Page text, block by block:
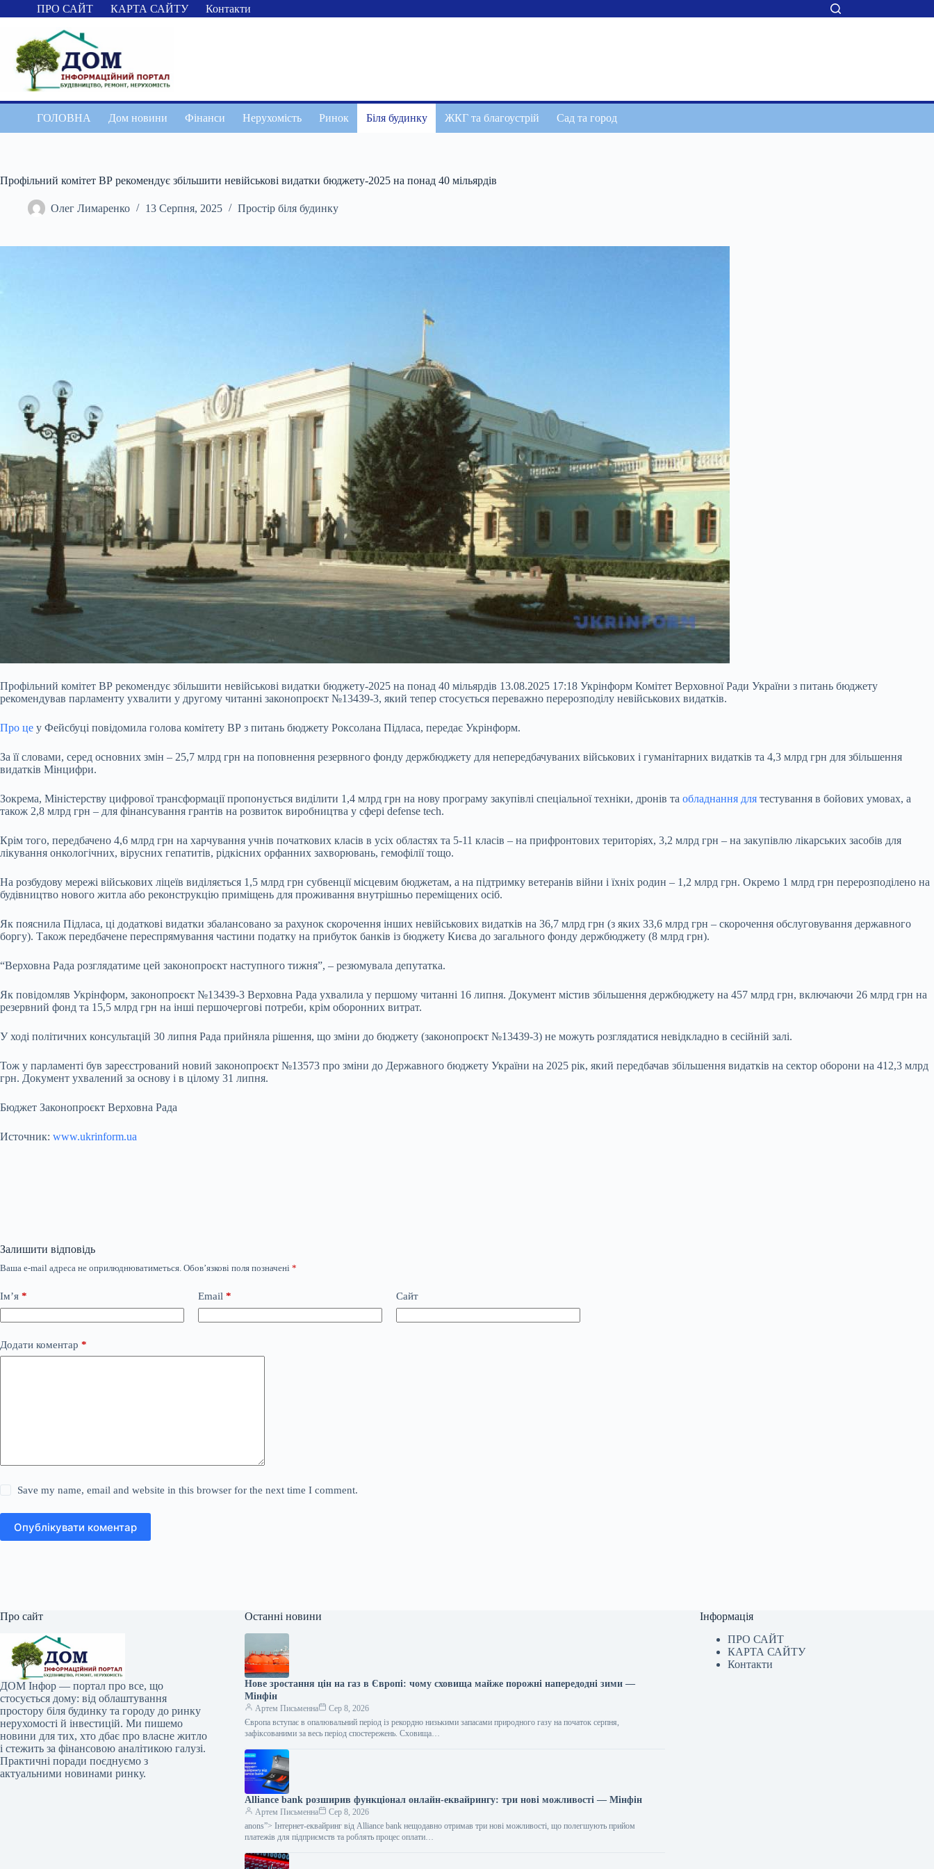
Перейти
до
ПРО САЙТ КАРТА САЙТУ Контакти
ГОЛОВНА Дом новини Фінанси Нерухомість Ринок Біля будинку ЖКГ та благоустрій Сад та город
Профільний комітет ВР рекомендує збільшити невійськові видатки бюджету-2025 на понад 40 мільярдів
Олег Лимаренко 13 Серпня, 2025 Простір біля будинку
Профільний комітет ВР рекомендує збільшити невійськові видатки бюджету-2025 на понад 40 мільярдів 13.08.2025 17:18 Укрінформ Комітет Верховної Ради України з питань бюджету
рекомендував парламенту ухвалити у другому читанні законопроєкт №13439-3, який тепер стосується переважно перерозподілу невійськових видатків.
Про це у Фейсбуці повідомила голова комітету ВР з питань бюджету Роксолана Підласа, передає Укрінформ.
За її словами, серед основних змін – 25,7 млрд грн на поповнення резервного фонду держбюджету для непередбачуваних військових і гуманітарних видатків та 4,3 млрд грн для збільшення
видатків Мінцифри.
Зокрема, Міністерству цифрової трансформації пропонується виділити 1,4 млрд грн на нову програму закупівлі спеціальної техніки, дронів та обладнання для тестування в бойових умовах, а
також 2,8 млрд грн – для фінансування грантів на розвиток виробництва у сфері defense tech.
Крім того, передбачено 4,6 млрд грн на харчування учнів початкових класів в усіх областях та 5-11 класів – на прифронтових територіях, 3,2 млрд грн – на закупівлю лікарських засобів для
лікування онкологічних, вірусних гепатитів, рідкісних орфанних захворювань, гемофілії тощо.
На розбудову мережі військових ліцеїв виділяється 1,5 млрд грн субвенції місцевим бюджетам, а на підтримку ветеранів війни і їхніх родин – 1,2 млрд грн. Окремо 1 млрд грн перерозподілено на
будівництво нового житла або реконструкцію приміщень для проживання внутрішньо переміщених осіб.
Як пояснила Підласа, ці додаткові видатки збалансовано за рахунок скорочення інших невійськових видатків на 36,7 млрд грн (з яких 33,6 млрд грн – скорочення обслуговування державного
боргу). Також передбачене переспрямування частини податку на прибуток банків із бюджету Києва до загального фонду держбюджету (8 млрд грн).
“Верховна Рада розглядатиме цей законопроєкт наступного тижня”, – резюмувала депутатка.
Як повідомляв Укрінформ, законопроєкт №13439-3 Верховна Рада ухвалила у першому читанні 16 липня. Документ містив збільшення держбюджету на 457 млрд грн, включаючи 26 млрд грн на
резервний фонд та 15,5 млрд грн на інші першочергові потреби, крім оборонних витрат.
У ході політичних консультацій 30 липня Рада прийняла рішення, що зміни до бюджету (законопроєкт №13439-3) не можуть розглядатися невідкладно в сесійній залі.
Тож у парламенті був зареєстрований новий законопроєкт №13573 про зміни до Державного бюджету України на 2025 рік, який передбачав збільшення видатків на сектор оборони на 412,3 млрд
грн. Документ ухвалений за основу і в цілому 31 липня.
Бюджет Законопроєкт Верховна Рада
Источник: www.ukrinform.ua
Залишити відповідь
Ваша e-mail адреса не оприлюднюватиметься. Обов’язкові поля позначені *
Ім’я * Email * Сайт
Додати коментар *
Save my name, email and website in this browser for the next time I comment.
Опублікувати коментар
Про сайт
ДОМ Інфор — портал про все, що
стосується дому: від облаштування
простору біля будинку та городу до ринку
нерухомості й інвестицій. Ми пишемо
новини для тих, хто дбає про власне житло
і стежить за фінансовою аналітикою галузі.
Практичні поради поєднуємо з
актуальними новинами ринку.
Останні новини
Нове зростання цін на газ в Європі: чому сховища майже порожні напередодні зими —
Мінфін
Артем Письменна
Сер 8, 2026
Європа вступає в опалювальний період із рекордно низькими запасами природного газу на початок серпня,
зафіксованими за весь період спостережень. Сховища…
Alliance bank розширив функціонал онлайн-еквайрингу: три нові можливості — Мінфін
Артем Письменна
Сер 8, 2026
anons”> Інтернет-еквайринг від Alliance bank нещодавно отримав три нові можливості, що полегшують прийом
платежів для підприємств та роблять процес оплати…
Інформація
ПРО САЙТ
КАРТА САЙТУ
Контакти